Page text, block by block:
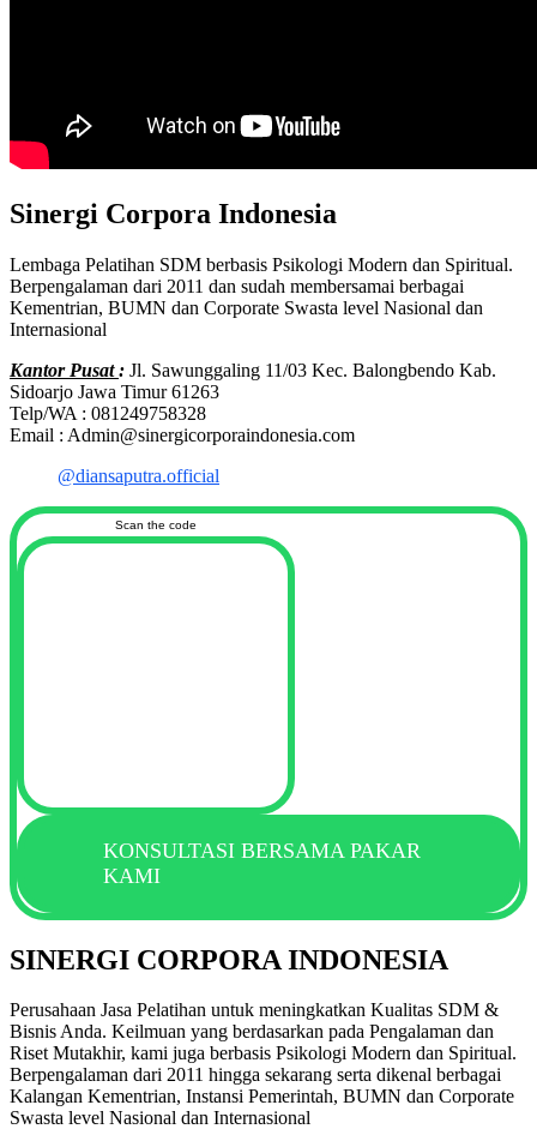
Sinergi Corpora Indonesia
Lembaga Pelatihan SDM berbasis Psikologi Modern dan Spiritual.
Berpengalaman dari 2011 dan sudah membersamai berbagai
Kementrian, BUMN dan Corporate Swasta level Nasional dan
Internasional
Kantor Pusat: Jl. Sawunggaling 11/03 Kec. Balongbendo Kab.
Sidoarjo Jawa Timur 61263
Telp/WA : 081249758328
Email : Admin@sinergicorporaindonesia.com
@diansaputra.official
Scan the code
KONSULTASI BERSAMA PAKAR
KAMI
SINERGI CORPORA INDONESIA
Perusahaan Jasa Pelatihan untuk meningkatkan Kualitas SDM &
Bisnis Anda. Keilmuan yang berdasarkan pada Pengalaman dan
Riset Mutakhir, kami juga berbasis Psikologi Modern dan Spiritual.
Berpengalaman dari 2011 hingga sekarang serta dikenal berbagai
Kalangan Kementrian, Instansi Pemerintah, BUMN dan Corporate
Swasta level Nasional dan Internasional